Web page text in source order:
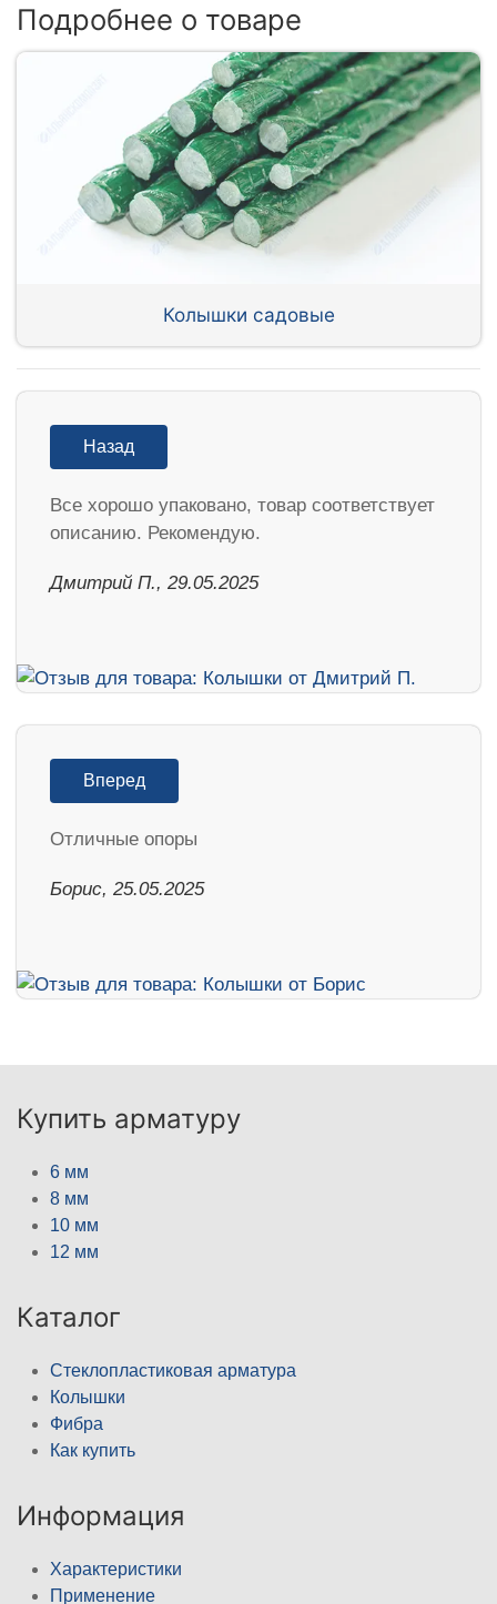
Подробнее о товаре
Колышки садовые
Назад
Все хорошо упаковано, товар соответствует
описанию. Рекомендую.
Дмитрий П., 29.05.2025
Вперед
Отличные опоры
Борис, 25.05.2025
Купить арматуру
6 мм
8 мм
10 мм
12 мм
Каталог
Стеклопластиковая арматура
Колышки
Фибра
Как купить
Информация
Характеристики
Применение